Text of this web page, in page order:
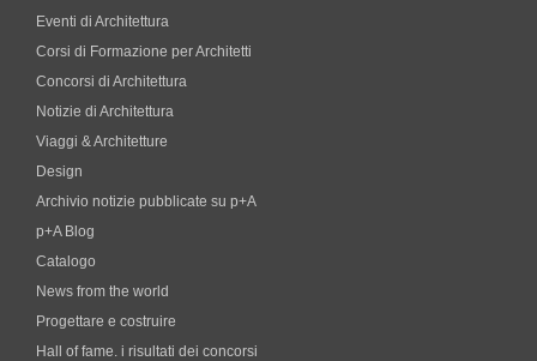
Eventi di Architettura
Corsi di Formazione per Architetti
Concorsi di Architettura
Notizie di Architettura
Viaggi & Architetture
Design
Archivio notizie pubblicate su p+A
p+A Blog
Catalogo
News from the world
Progettare e costruire
Hall of fame. i risultati dei concorsi